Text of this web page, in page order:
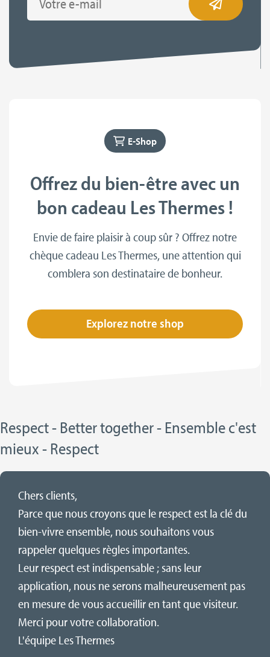
E-Shop
Offrez du bien-être avec un
bon cadeau Les Thermes !
Envie de faire plaisir à coup sûr ? Offrez notre
chèque cadeau Les Thermes, une attention qui
comblera son destinataire de bonheur.
Explorez notre shop
Respect - Better together - Ensemble c'est
mieux - Respect
Chers clients,
Parce que nous croyons que le respect est la clé du
bien-vivre ensemble, nous souhaitons vous
rappeler quelques règles importantes.
Leur respect est indispensable ; sans leur
application, nous ne serons malheureusement pas
en mesure de vous accueillir en tant que visiteur.
Merci pour votre collaboration.
L'équipe Les Thermes